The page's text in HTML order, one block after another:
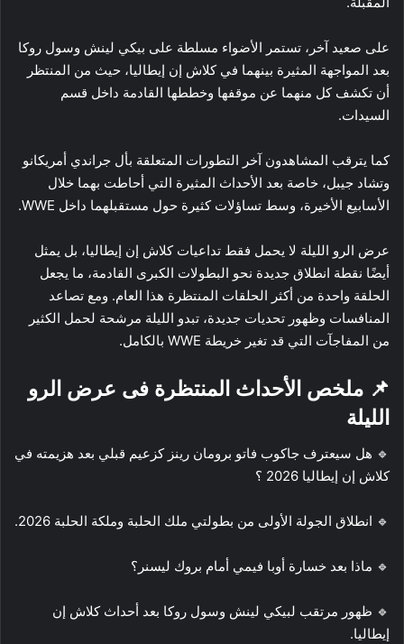
على صعيد آخر، تستمر الأضواء مسلطة على بيكي لينش وسول روكا
بعد المواجهة المثيرة بينهما في كلاش إن إيطاليا، حيث من المنتظر
أن تكشف كل منهما عن موقفها وخططها القادمة داخل قسم
السيدات.
كما يترقب المشاهدون آخر التطورات المتعلقة بأل جراندي أمريكانو
وتشاد جيبل، خاصة بعد الأحداث المثيرة التي أحاطت بهما خلال
الأسابيع الأخيرة، وسط تساؤلات كثيرة حول مستقبلهما داخل WWE.
عرض الرو الليلة لا يحمل فقط تداعيات كلاش إن إيطاليا، بل يمثل
أيضًا نقطة انطلاق جديدة نحو البطولات الكبرى القادمة، ما يجعل
الحلقة واحدة من أكثر الحلقات المنتظرة هذا العام. ومع تصاعد
المنافسات وظهور تحديات جديدة، تبدو الليلة مرشحة لحمل الكثير
من المفاجآت التي قد تغير خريطة WWE بالكامل.
📌 ملخص الأحداث المنتظرة فى عرض الرو
الليلة
🔹 هل سيعترف جاكوب فاتو برومان رينز كزعيم قبلي بعد هزيمته في
كلاش إن إيطاليا 2026 ؟
🔹 انطلاق الجولة الأولى من بطولتي ملك الحلبة وملكة الحلبة 2026.
🔹 ماذا بعد خسارة أوبا فيمي أمام بروك ليسنر؟
🔹 ظهور مرتقب لبيكي لينش وسول روكا بعد أحداث كلاش إن
إيطاليا.